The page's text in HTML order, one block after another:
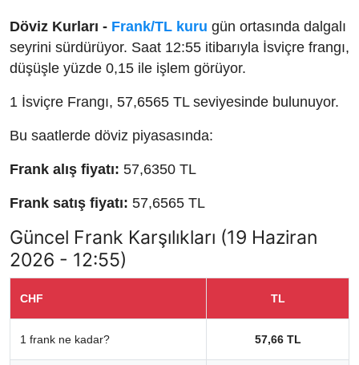
Döviz Kurları - Frank/TL kuru gün ortasında dalgalı
seyrini sürdürüyor. Saat 12:55 itibarıyla İsviçre frangı,
düşüşle yüzde 0,15 ile işlem görüyor.
1 İsviçre Frangı, 57,6565 TL seviyesinde bulunuyor.
Bu saatlerde döviz piyasasında:
Frank alış fiyatı: 57,6350 TL
Frank satış fiyatı: 57,6565 TL
Güncel Frank Karşılıkları (19 Haziran
2026 - 12:55)
CHF TL
1 frank ne kadar? 57,66 TL